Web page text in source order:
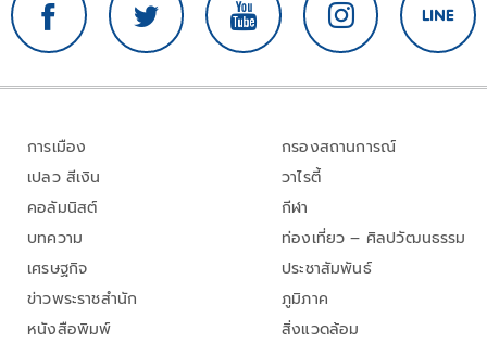
การเมือง
เปลว สีเงิน
คอลัมนิสต์
บทความ
เศรษฐกิจ
ข่าวพระราชสำนัก
หนังสือพิมพ์
กรองสถานการณ์
วาไรตี้
กีฬา
ท่องเที่ยว – ศิลปวัฒนธรรม
ประชาสัมพันธ์
ภูมิภาค
สิ่งแวดล้อม